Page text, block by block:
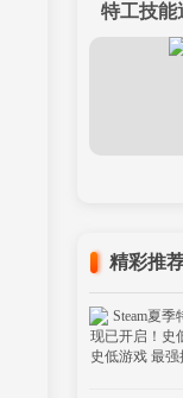
特工技能
精彩推